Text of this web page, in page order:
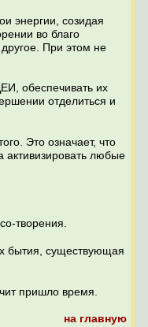
энергии, созидая
во благо
При этом не
обеспечивать их
отделиться и
Это означает, что
активизировать любые
творения.
бытия, существующая
пришло время.
на главную